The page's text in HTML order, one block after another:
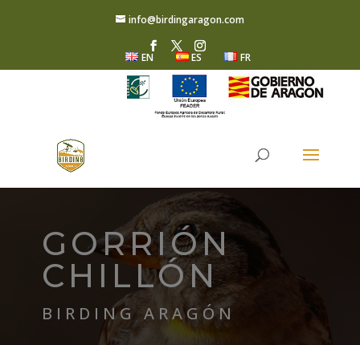
info@birdingaragon.com
EN ES FR
GORRIÓN
CHILLÓN
BIRDING ARAGÓN